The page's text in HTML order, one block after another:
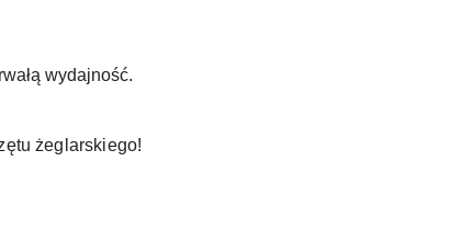
wydajność.
żeglarskiego!